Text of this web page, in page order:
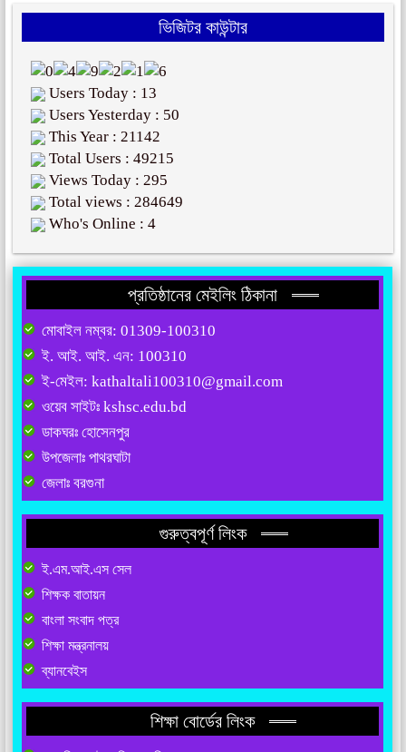
ভিজিটর কাউন্টার
Users Today : 13
Users Yesterday : 50
This Year : 21142
Total Users : 49215
Views Today : 295
Total views : 284649
Who's Online : 4
প্রতিষ্ঠানের মেইলিং ঠিকানা
মোবাইল নম্বর: 01309-100310
ই. আই. আই. এন: 100310
ই-মেইল: kathaltali100310@gmail.com
ওয়েব সাইটঃ kshsc.edu.bd
ডাকঘরঃ হোসেনপুর
উপজেলাঃ পাথরঘাটা
জেলাঃ বরগুনা
গুরুত্বপূর্ণ লিংক
ই.এম.আই.এস সেল
শিক্ষক বাতায়ন
বাংলা সংবাদ পত্র
শিক্ষা মন্ত্রনালয়
ব্যানবেইস
শিক্ষা বোর্ডের লিংক